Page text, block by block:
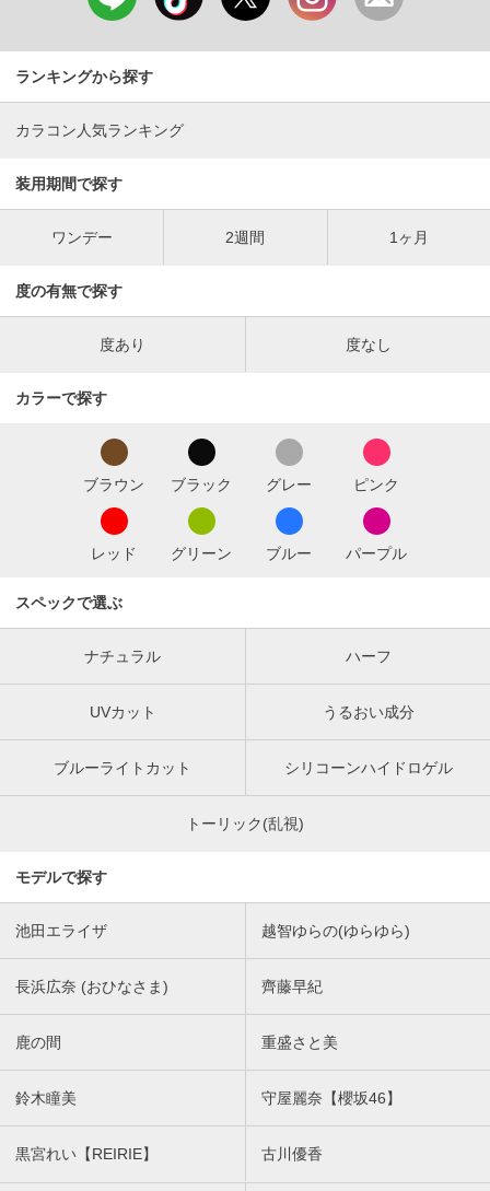
ランキングから探す
カラコン人気ランキング
装用期間で探す
ワンデー 2週間 1ヶ月
度の有無で探す
度あり 度なし
カラーで探す
ブラウン ブラック グレー ピンク
レッド グリーン ブルー パープル
スペックで選ぶ
ナチュラル ハーフ
UVカット うるおい成分
ブルーライトカット シリコーンハイドロゲル
トーリック(乱視)
モデルで探す
池田エライザ 越智ゆらの(ゆらゆら)
長浜広奈 (おひなさま) 齊藤早紀
鹿の間 重盛さと美
鈴木瞳美 守屋麗奈【櫻坂46】
黒宮れい【REIRIE】 古川優香